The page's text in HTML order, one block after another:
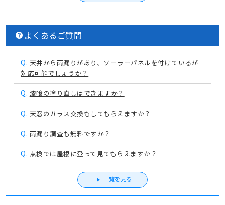
よくあるご質問
Q. 天井から雨漏りがあり、ソーラーパネルを付けているが
対応可能でしょうか？
Q. 漆喰の塗り直しはできますか？
Q. 天窓のガラス交換もしてもらえますか？
Q. 雨漏り調査も無料ですか？
Q. 点検では屋根に登って見てもらえますか？
一覧を見る